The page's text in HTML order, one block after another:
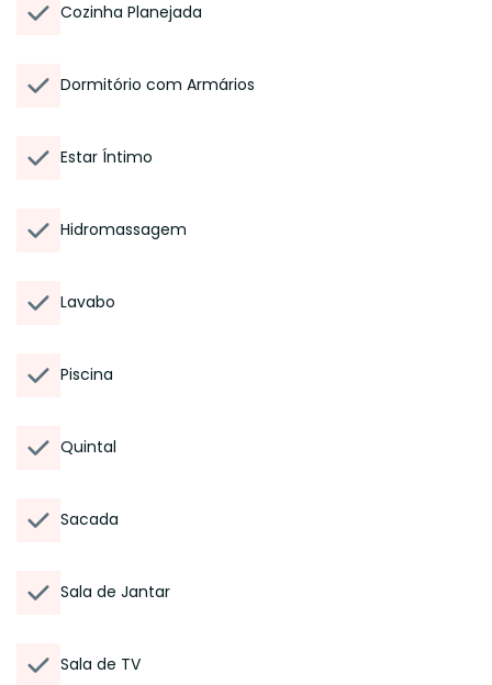
Cozinha Planejada
Dormitório com Armários
Estar Íntimo
Hidromassagem
Lavabo
Piscina
Quintal
Sacada
Sala de Jantar
Sala de TV